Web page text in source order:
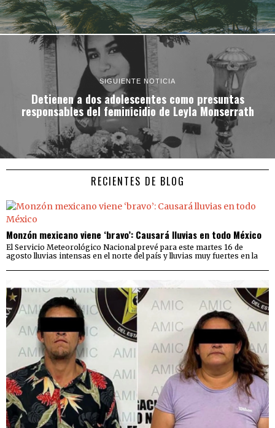
SIGUIENTE NOTICIA
Detienen a dos adolescentes como presuntas
responsables del feminicidio de Leyla Monserrath
RECIENTES DE BLOG
Monzón mexicano viene ‘bravo’: Causará lluvias en todo México
El Servicio Meteorológico Nacional prevé para este martes 16 de
agosto lluvias intensas en el norte del país y lluvias muy fuertes en la